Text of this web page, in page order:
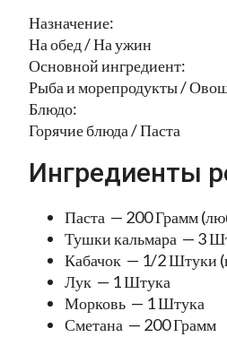
Назначение:
На обед / На ужин
Основной ингредиент:
Рыба и морепродукты /
Блюдо:
Горячие блюда / Паста
Ингредиенты
Паста — 200 Грамм
Тушки кальмара — 3
Кабачок — 1/2 Штуки
Лук — 1 Штука
Морковь — 1 Штука
Сметана — 200 Грамм